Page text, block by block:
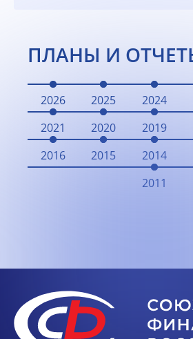
ПЛАНЫ И
2026 2025 2024
2021
2020 2019
2016
2015 2014
2011